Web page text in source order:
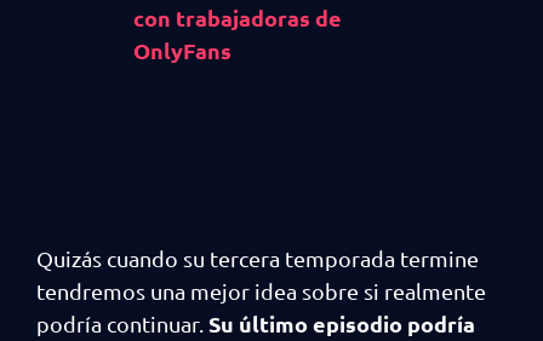
con trabajadoras de
OnlyFans
Quizás cuando su tercera temporada termine
tendremos una mejor idea sobre si realmente
podría continuar. Su último episodio podría